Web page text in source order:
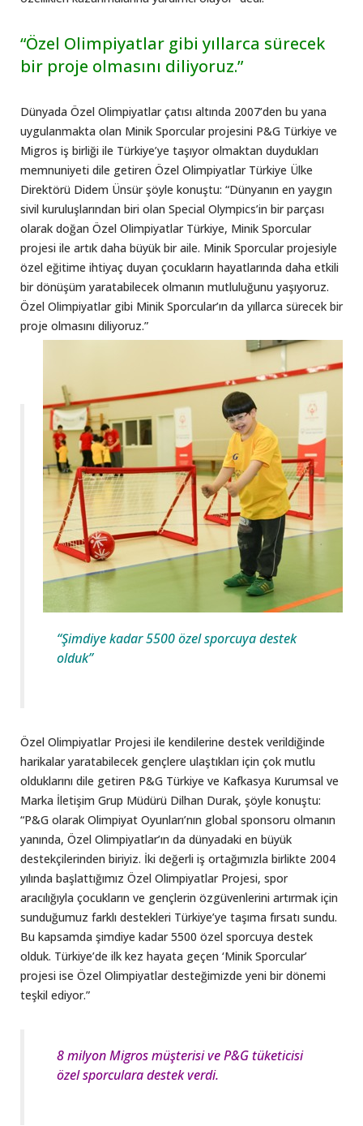
“Özel Olimpiyatlar gibi yıllarca sürecek
bir proje olmasını diliyoruz.”
Dünyada Özel Olimpiyatlar çatısı altında 2007’den bu yana
uygulanmakta olan Minik Sporcular projesini P&G Türkiye ve
Migros iş birliği ile Türkiye’ye taşıyor olmaktan duydukları
memnuniyeti dile getiren Özel Olimpiyatlar Türkiye Ülke
Direktörü Didem Ünsür şöyle konuştu: “Dünyanın en yaygın
sivil kuruluşlarından biri olan Special Olympics’in bir parçası
olarak doğan Özel Olimpiyatlar Türkiye, Minik Sporcular
projesi ile artık daha büyük bir aile. Minik Sporcular projesiyle
özel eğitime ihtiyaç duyan çocukların hayatlarında daha etkili
bir dönüşüm yaratabilecek olmanın mutluluğunu yaşıyoruz.
Özel Olimpiyatlar gibi Minik Sporcular’ın da yıllarca sürecek bir
proje olmasını diliyoruz.”
“Şimdiye kadar 5500 özel sporcuya destek
olduk”
Özel Olimpiyatlar Projesi ile kendilerine destek verildiğinde
harikalar yaratabilecek gençlere ulaştıkları için çok mutlu
olduklarını dile getiren P&G Türkiye ve Kafkasya Kurumsal ve
Marka İletişim Grup Müdürü Dilhan Durak, şöyle konuştu:
“P&G olarak Olimpiyat Oyunları’nın global sponsoru olmanın
yanında, Özel Olimpiyatlar’ın da dünyadaki en büyük
destekçilerinden biriyiz. İki değerli iş ortağımızla birlikte 2004
yılında başlattığımız Özel Olimpiyatlar Projesi, spor
aracılığıyla çocukların ve gençlerin özgüvenlerini artırmak için
sunduğumuz farklı destekleri Türkiye’ye taşıma fırsatı sundu.
Bu kapsamda şimdiye kadar 5500 özel sporcuya destek
olduk. Türkiye’de ilk kez hayata geçen ‘Minik Sporcular’
projesi ise Özel Olimpiyatlar desteğimizde yeni bir dönemi
teşkil ediyor.”
8 milyon Migros müşterisi ve P&G tüketicisi
özel sporculara destek verdi.